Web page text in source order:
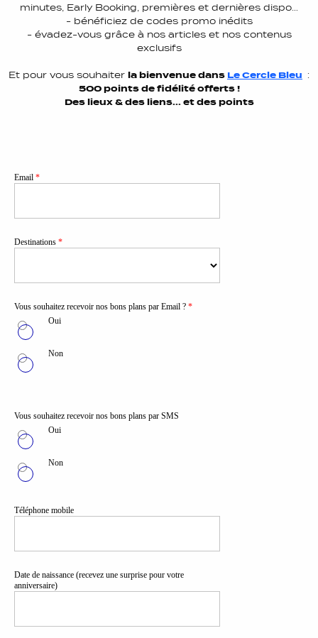
minutes, Early Booking, premières et dernières dispo…
- bénéficiez de codes promo inédits
- évadez-vous grâce à nos articles et nos contenus
exclusifs
Et pour vous souhaiter la bienvenue dans Le Cercle Bleu :
500 points de fidélité offerts !
Des lieux & des liens... et des points